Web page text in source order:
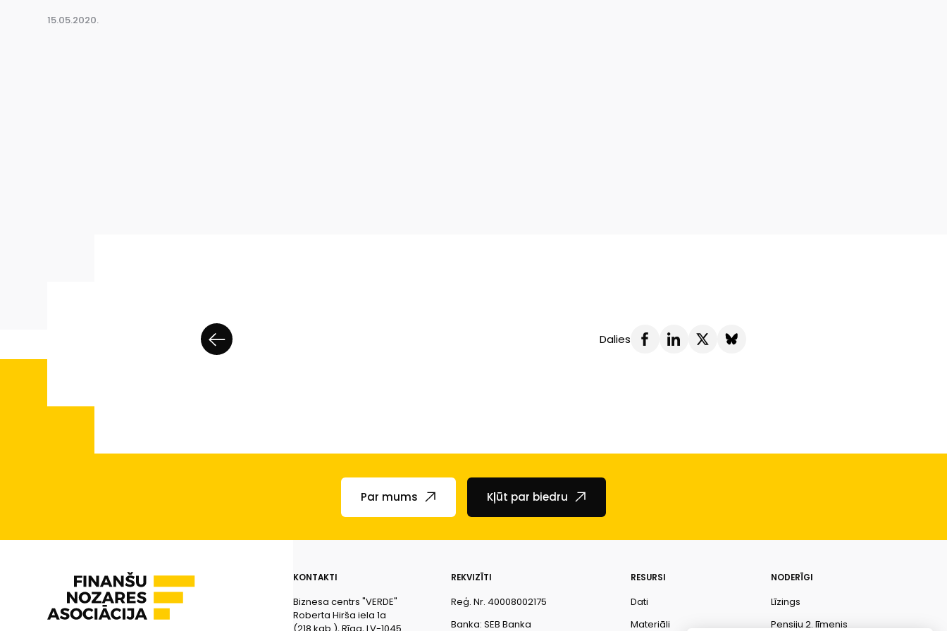
15.05.2020.
Dalies
Par mums Kļūt par biedru
KONTAKTI
Biznesa centrs "VERDE"
Roberta Hirša iela 1a
(218.kab.), Rīga, LV-1045
REKVIZĪTI
Reģ. Nr. 40008002175
Banka: SEB Banka
RESURSI
Dati
Materiāli
NODERĪGI
Līzings
Pensiju 2. līmenis